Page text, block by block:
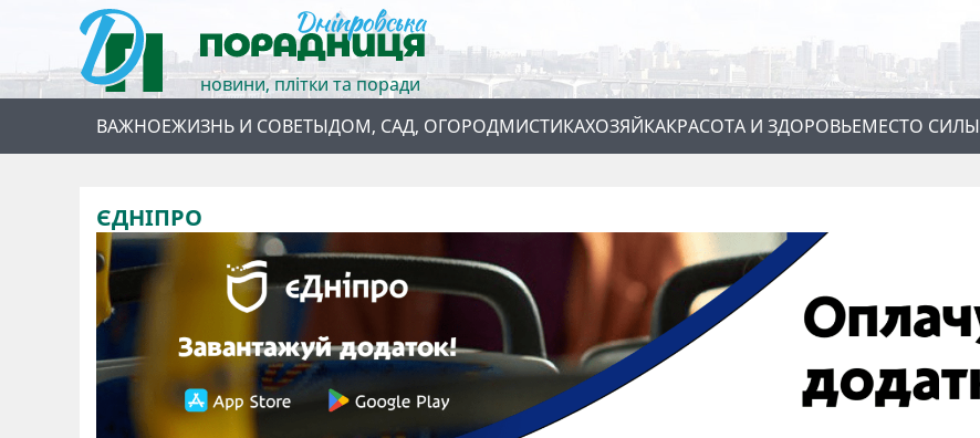
новини, плітки та поради
ВАЖНОЕЖИЗНЬ И СОВЕТЫДОМ, САД, ОГОРОДМИСТИКАХОЗЯЙКАКРАСОТА И ЗДОРОВЬЕМЕСТО СИЛЫ
ЄДНІПРО